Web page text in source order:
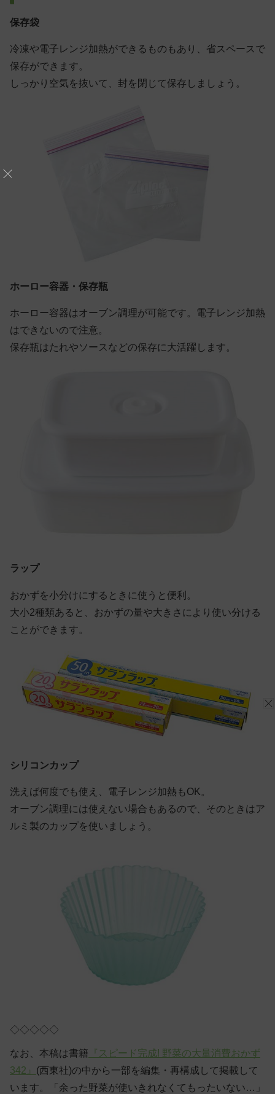
保存袋
冷凍や電子レンジ加熱ができるものもあり、省スペースで
保存ができます。
しっかり空気を抜いて、封を閉じて保存しましょう。
ホーロー容器・保存瓶
ホーロー容器はオーブン調理が可能です。電子レンジ加熱
はできないので注意。
保存瓶はたれやソースなどの保存に大活躍します。
ラップ
おかずを小分けにするときに使うと便利。
大小2種類あると、おかずの量や大きさにより使い分ける
ことができます。
シリコンカップ
洗えば何度でも使え、電子レンジ加熱もOK。
オーブン調理には使えない場合もあるので、そのときはア
ルミ製のカップを使いましょう。
◇◇◇◇◇
なお、本稿は書籍 『スピード完成! 野菜の大量消費おかず
342』 (西東社)の中から一部を編集・再構成して掲載して
います。「余った野菜が使いきれなくてもったいない…」